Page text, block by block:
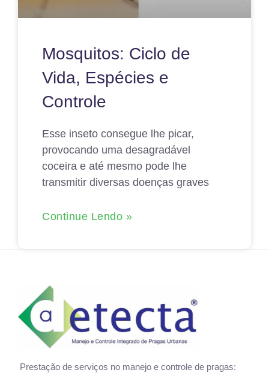
Mosquitos: Ciclo de
Vida, Espécies e
Controle
Esse inseto consegue lhe picar,
provocando uma desagradável
coceira e até mesmo pode lhe
transmitir diversas doenças graves
Continue Lendo »
Prestação de serviços no manejo e controle de pragas: